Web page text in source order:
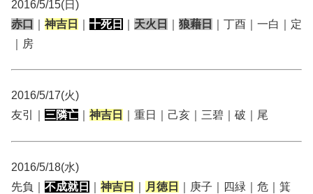
2016/5/15(日)
赤口
神吉日 十死日 天火日 狼藉日
｜丁酉｜一白｜定
｜房
2016/5/17(火)
友引｜ 三隣亡 神吉日 ｜重日｜己亥｜三碧｜破｜尾
2016/5/18(水)
先負｜ 不成就日 神吉日 月徳日 ｜庚子｜四緑｜危｜箕